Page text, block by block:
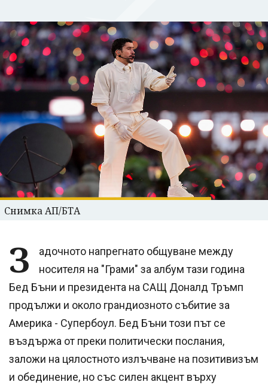
Снимка АП/БТА
З
адочното напрегнато общуване между
носителя на "Грами" за албум тази година
Бед Бъни и президента на САЩ Доналд Тръмп
продължи и около грандиозното събитие за
Америка - Супербоул. Бед Бъни този път се
въздържа от преки политически послания,
заложи на цялостното излъчване на позитивизъм
и обединение, но със силен акцент върху